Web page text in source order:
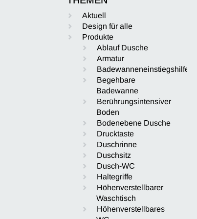
Aktuell
Design für alle
Produkte
Ablauf Dusche
Armatur
Badewanneneinstiegshilfe
Begehbare
Badewanne
Berührungsintensiver
Boden
Bodenebene Dusche
Drucktaste
Duschrinne
Duschsitz
Dusch-WC
Haltegriffe
Höhenverstellbarer
Waschtisch
Höhenverstellbares